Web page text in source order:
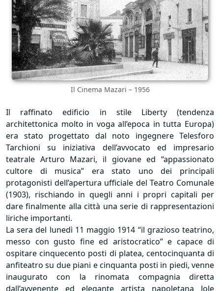
Il Cinema Mazari – 1956
Il raffinato edificio in stile Liberty (tendenza
architettonica molto in voga all’epoca in tutta Europa)
era stato progettato dal noto ingegnere Telesforo
Tarchioni su iniziativa dell’avvocato ed impresario
teatrale Arturo Mazari, il giovane ed “appassionato
cultore di musica” era stato uno dei principali
protagonisti dell’apertura ufficiale del Teatro Comunale
(1903), rischiando in quegli anni i propri capitali per
dare finalmente alla città una serie di rappresentazioni
liriche importanti.
La sera del lunedì 11 maggio 1914 “il grazioso teatrino,
messo con gusto fine ed aristocratico” e capace di
ospitare cinquecento posti di platea, centocinquanta di
anfiteatro su due piani e cinquanta posti in piedi, venne
inaugurato con la rinomata compagnia diretta
dall’avvenente ed elegante artista napoletana Jole